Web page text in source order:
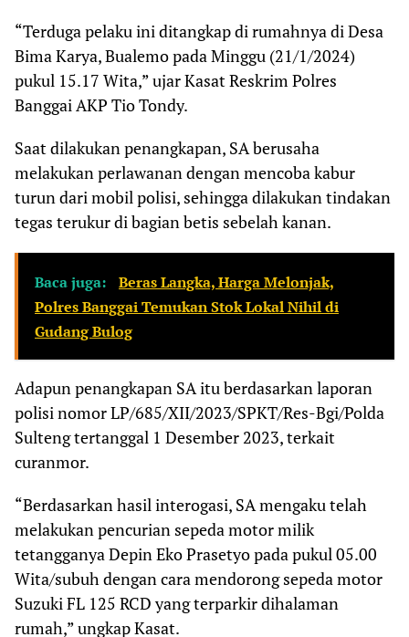
“Terduga pelaku ini ditangkap di rumahnya di Desa
Bima Karya, Bualemo pada Minggu (21/1/2024)
pukul 15.17 Wita,” ujar Kasat Reskrim Polres
Banggai AKP Tio Tondy.
Saat dilakukan penangkapan, SA berusaha
melakukan perlawanan dengan mencoba kabur
turun dari mobil polisi, sehingga dilakukan tindakan
tegas terukur di bagian betis sebelah kanan.
Baca juga:
Beras Langka, Harga Melonjak,
Polres Banggai Temukan Stok Lokal Nihil di
Gudang Bulog
Adapun penangkapan SA itu berdasarkan laporan
polisi nomor LP/685/XII/2023/SPKT/Res-Bgi/Polda
Sulteng tertanggal 1 Desember 2023, terkait
curanmor.
“Berdasarkan hasil interogasi, SA mengaku telah
melakukan pencurian sepeda motor milik
tetangganya Depin Eko Prasetyo pada pukul 05.00
Wita/subuh dengan cara mendorong sepeda motor
Suzuki FL 125 RCD yang terparkir dihalaman
rumah,” ungkap Kasat.